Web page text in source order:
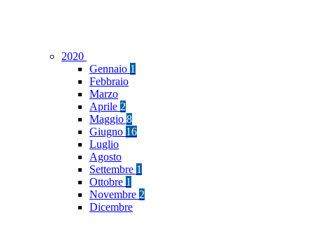
2020
Gennaio 1
Febbraio
Marzo
Aprile 2
Maggio 8
Giugno 16
Luglio
Agosto
Settembre 1
Ottobre 1
Novembre 2
Dicembre